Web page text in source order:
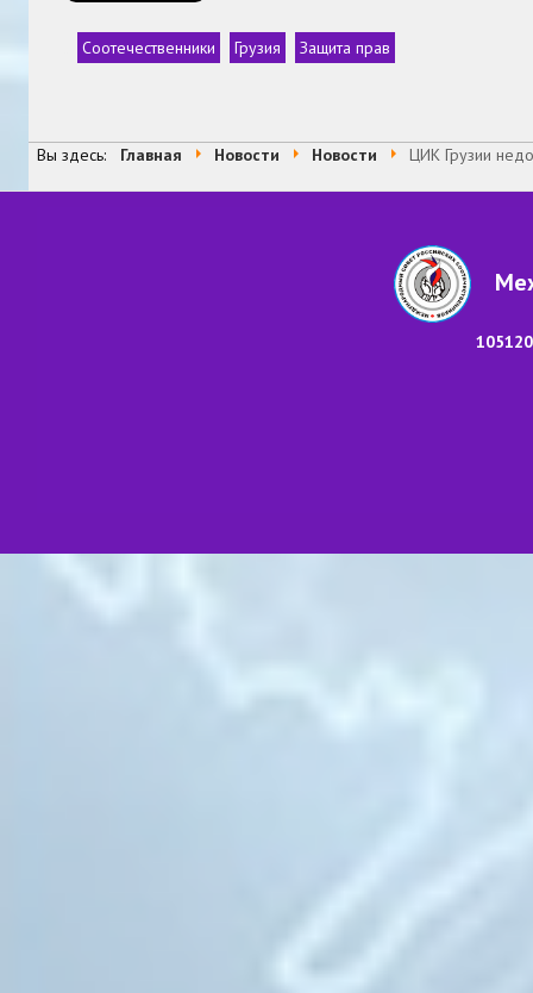
Соотечественники Грузия Защита прав
Вы здесь: Главная Новости Новости ЦИК Грузии